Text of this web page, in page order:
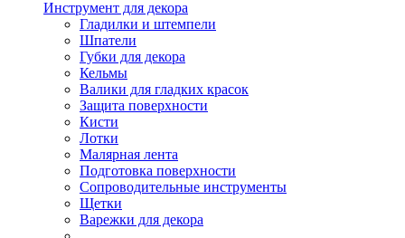
Инструмент для декора
Гладилки и штемпели
Шпатели
Губки для декора
Кельмы
Валики для гладких красок
Защита поверхности
Кисти
Лотки
Малярная лента
Подготовка поверхности
Сопроводительные инструменты
Щетки
Варежки для декора